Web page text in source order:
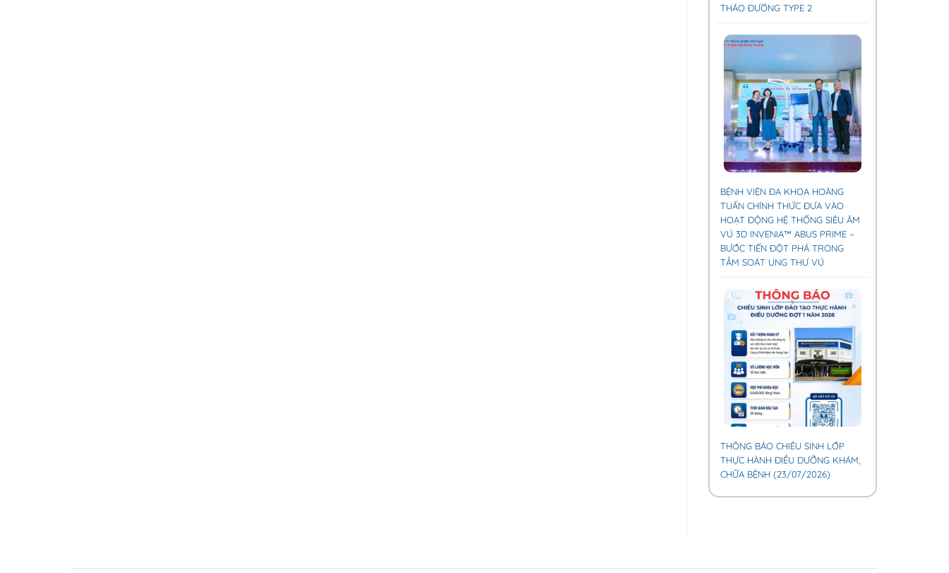
THÁO ĐƯỜNG TYPE 2
BỆNH VIỆN ĐA KHOA HOÀNG
TUẤN CHÍNH THỨC ĐƯA VÀO
HOẠT ĐỘNG HỆ THỐNG SIÊU ÂM
VÚ 3D INVENIA™ ABUS PRIME –
BƯỚC TIẾN ĐỘT PHÁ TRONG
TẦM SOÁT UNG THƯ VÚ
THÔNG BÁO CHIÊU SINH LỚP
THỰC HÀNH ĐIỀU DƯỠNG KHÁM,
CHỮA BỆNH (23/07/2026)